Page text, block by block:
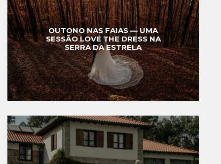
OUTONO NAS FAIAS — UMA
SESSÃO LOVE THE DRESS NA
SERRA DA ESTRELA